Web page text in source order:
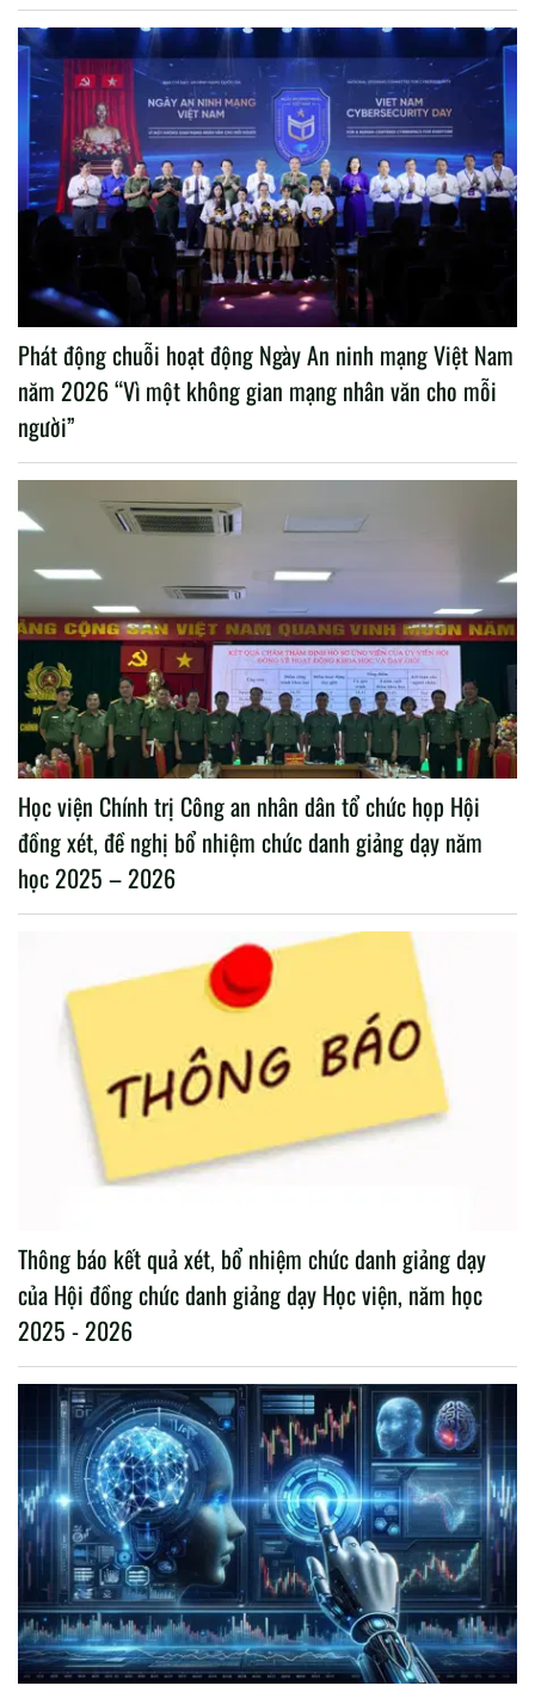
Phát động chuỗi hoạt động Ngày An ninh mạng Việt Nam
năm 2026 “Vì một không gian mạng nhân văn cho mỗi
người”
Học viện Chính trị Công an nhân dân tổ chức họp Hội
đồng xét, đề nghị bổ nhiệm chức danh giảng dạy năm
học 2025 – 2026
Thông báo kết quả xét, bổ nhiệm chức danh giảng dạy
của Hội đồng chức danh giảng dạy Học viện, năm học
2025 - 2026